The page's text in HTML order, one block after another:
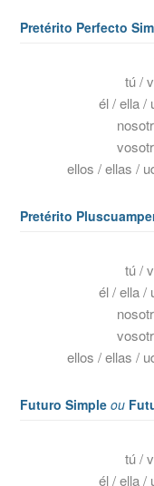
Pretérito Perfecto
tú /
él / ella /
ellos / ellas /
Pretérito
tú /
él / ella /
ellos / ellas /
Futuro Simple ou
tú /
él / ella /